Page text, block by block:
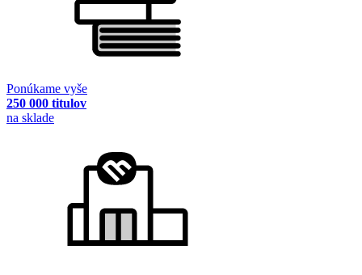
Ponúkame vyše
250 000 titulov
na sklade